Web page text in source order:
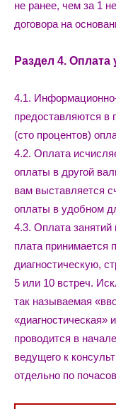
не ранее, чем за 1
договора на
Раздел 4. Оплата
4.1.
предоставляются в
(сто процентов)
4.2. Оплата
оплаты в другой
вам выставляется
оплаты в удобном
4.3. Оплата занятий
плата принимается
диагностическую,
5 или 10 встреч.
так называемая
«диагностическая»
проводится в
ведущего к
отдельно по